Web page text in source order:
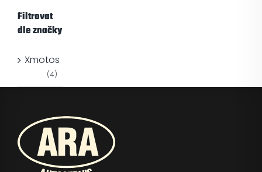
Filtrovat
dle značky
Xmotos
(4)